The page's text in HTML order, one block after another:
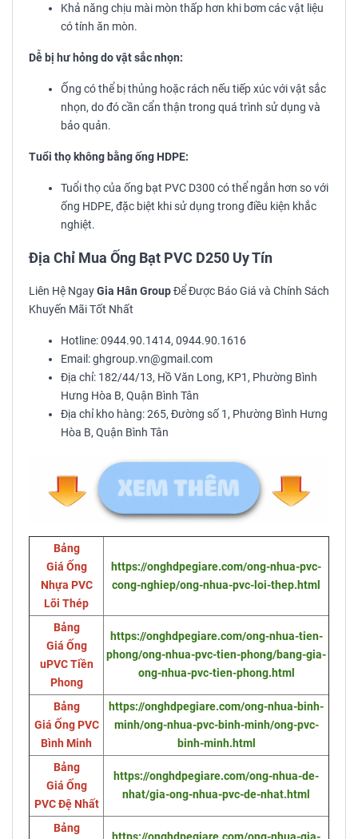
Khả năng chịu mài mòn thấp hơn khi bơm các vật liệu
có tính ăn mòn.
Dễ bị hư hỏng do vật sắc nhọn:
Ống có thể bị thủng hoặc rách nếu tiếp xúc với vật sắc
nhọn, do đó cần cẩn thận trong quá trình sử dụng và
bảo quản.
Tuổi thọ không bằng ống HDPE:
Tuổi thọ của ống bạt PVC D300 có thể ngắn hơn so với
ống HDPE, đặc biệt khi sử dụng trong điều kiện khắc
nghiệt.
Địa Chỉ Mua Ống Bạt PVC D250 Uy Tín
Liên Hệ NgayGia Hân GroupĐể Được Báo Giá và Chính Sách
Khuyến Mãi Tốt Nhất
Hotline: 0944.90.1414, 0944.90.1616
Email: ghgroup.vn@gmail.com
Địa chỉ: 182/44/13, Hồ Văn Long, KP1, Phường Bình
Hưng Hòa B, Quận Bình Tân
Địa chỉ kho hàng: 265, Đường số 1, Phường Bình Hưng
Hòa B, Quận Bình Tân
Bảng
Giá Ống
Nhựa PVC
Lõi Thép
https://onghdpegiare.com/ong-nhua-pvc-
cong-nghiep/ong-nhua-pvc-loi-thep.html
Bảng
Giá Ống
uPVC Tiền
Phong
https://onghdpegiare.com/ong-nhua-tien-
phong/ong-nhua-pvc-tien-phong/bang-gia-
ong-nhua-pvc-tien-phong.html
Bảng
Giá Ống PVC
Bình Minh
https://onghdpegiare.com/ong-nhua-binh-
minh/ong-nhua-pvc-binh-minh/ong-pvc-
binh-minh.html
Bảng
Giá Ống
PVC Đệ Nhất
https://onghdpegiare.com/ong-nhua-de-
nhat/gia-ong-nhua-pvc-de-nhat.html
Bảng